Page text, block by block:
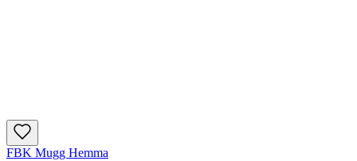
FBK Mugg Hemma